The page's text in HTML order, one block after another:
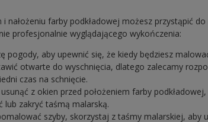
nałożeniu farby podkładowej możesz przystąpić
profesjonalnie wyglądającego wykończenia:
pogody, aby upewnić się, że kiedy będziesz
otwarte do wyschnięcia, dlatego zalecamy
czas na schnięcie.
z okien przed położeniem farby
lub zakryć taśmą malarską.
szyby, skorzystaj z taśmy malarskiej, aby